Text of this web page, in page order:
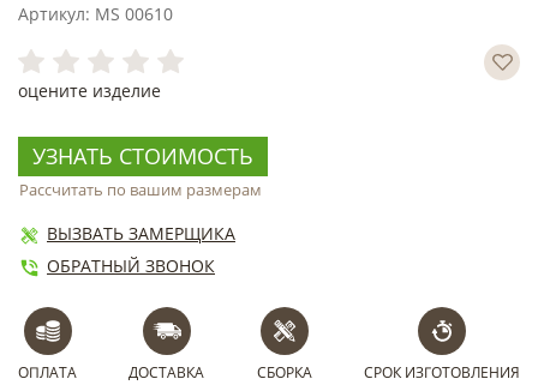
Артикул: MS 00610
оцените изделие
УЗНАТЬ СТОИМОСТЬ
Рассчитать по вашим размерам
ВЫЗВАТЬ ЗАМЕРЩИКА
ОБРАТНЫЙ ЗВОНОК
ОПЛАТА ДОСТАВКА СБОРКА СРОК ИЗГОТОВЛЕНИЯ